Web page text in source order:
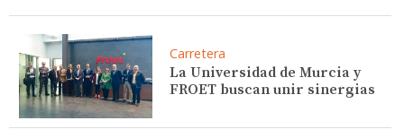
Carretera
La Universidad de Murcia y
FROET buscan unir sinergias